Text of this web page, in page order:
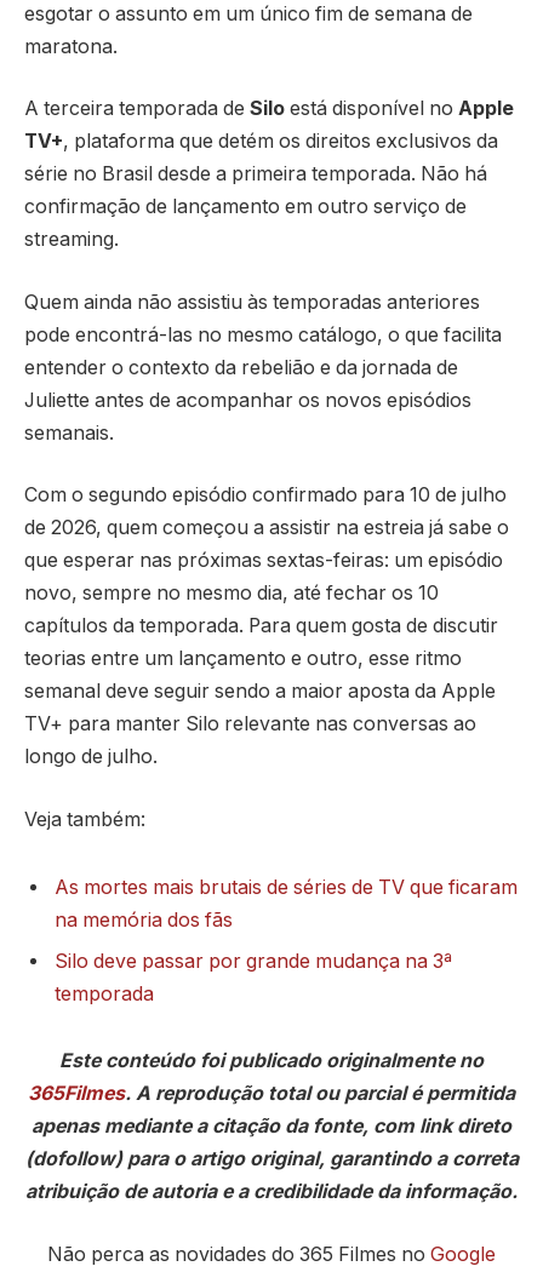
esgotar o assunto em um único fim de semana de
maratona.
A terceira temporada de Silo está disponível no Apple
TV+, plataforma que detém os direitos exclusivos da
série no Brasil desde a primeira temporada. Não há
confirmação de lançamento em outro serviço de
streaming.
Quem ainda não assistiu às temporadas anteriores
pode encontrá-las no mesmo catálogo, o que facilita
entender o contexto da rebelião e da jornada de
Juliette antes de acompanhar os novos episódios
semanais.
Com o segundo episódio confirmado para 10 de julho
de 2026, quem começou a assistir na estreia já sabe o
que esperar nas próximas sextas-feiras: um episódio
novo, sempre no mesmo dia, até fechar os 10
capítulos da temporada. Para quem gosta de discutir
teorias entre um lançamento e outro, esse ritmo
semanal deve seguir sendo a maior aposta da Apple
TV+ para manter Silo relevante nas conversas ao
longo de julho.
Veja também:
As mortes mais brutais de séries de TV que ficaram
na memória dos fãs
Silo deve passar por grande mudança na 3ª
temporada
Este conteúdo foi publicado originalmente no
365Filmes. A reprodução total ou parcial é permitida
apenas mediante a citação da fonte, com link direto
(dofollow) para o artigo original, garantindo a correta
atribuição de autoria e a credibilidade da informação.
Não perca as novidades do 365 Filmes no Google